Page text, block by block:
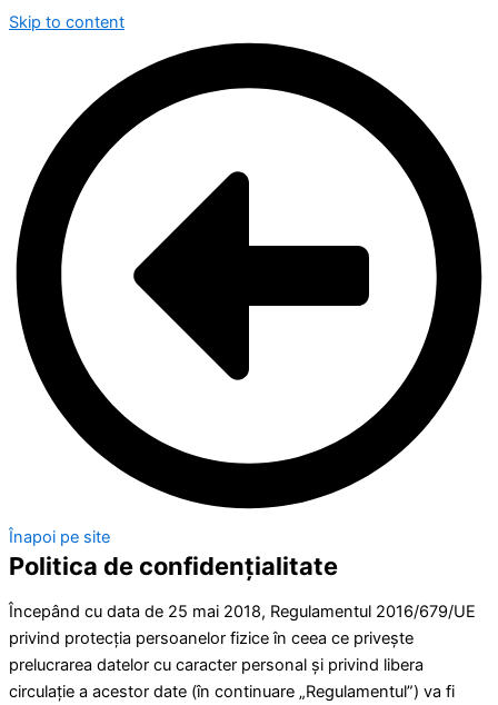
Skip to content
Înapoi pe site
Politica de confidențialitate
Începând cu data de 25 mai 2018, Regulamentul 2016/679/UE
privind protecția persoanelor fizice în ceea ce privește
prelucrarea datelor cu caracter personal și privind libera
circulație a acestor date (în continuare „Regulamentul”) va fi